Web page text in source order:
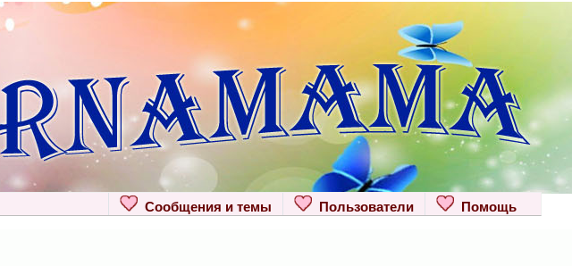
Помощь
Пользователи
Сообщения и темы